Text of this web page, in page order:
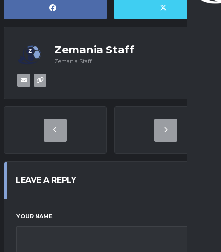
Zemania Staff
Zemania Staff
LEAVE A REPLY
YOUR NAME